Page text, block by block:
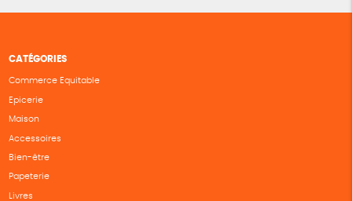
CATÉGORIES
Commerce Equitable
Epicerie
Maison
Accessoires
Bien-être
Papeterie
Livres